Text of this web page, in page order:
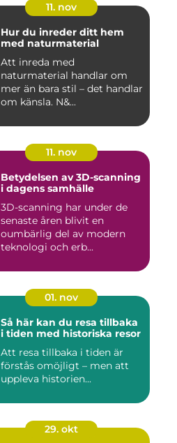
11. nov
Hur du inreder ditt hem
med naturmaterial
Att inreda med
naturmaterial handlar om
mer än bara stil – det handlar
om känsla. N&...
11. nov
Betydelsen av 3D-scanning
i dagens samhälle
3D-scanning har under de
senaste åren blivit en
oumbärlig del av modern
teknologi och erb...
01. nov
Så här kan du resa tillbaka
i tiden med historiska resor
Att resa tillbaka i tiden är
förstås omöjligt – men att
uppleva historien...
29. okt